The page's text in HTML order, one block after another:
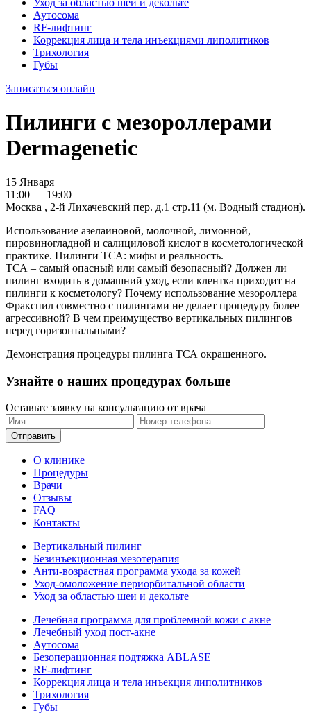
Уход за областью шеи и декольте
Аутосома
RF-лифтинг
Коррекция лица и тела инъекциями липолитиков
Трихология
Губы
Записаться онлайн
Пилинги с мезороллерами
Dermagenetic
15 Января
11:00 — 19:00
Москва , 2-й Лихачевский пер. д.1 стр.11 (м. Водный стадион).
Использование азелаиновой, молочной, лимонной,
пировиногладной и салициловой кислот в косметологической
практике. Пилинги ТСА: мифы и реальность.
ТСА – самый опасный или самый безопасный? Должен ли
пилинг входить в домашний уход, если клентка приходит на
пилинги к косметологу? Почему использование мезороллера
Фракспил совместно с пилингами не делает процедуру более
агрессивной? В чем преимущество вертикальных пилингов
перед горизонтальными?
Демонстрация процедуры пилинга ТСА окрашенного.
Узнайте о наших процедурах больше
Оставьте заявку на консультацию от врача
Отправить
О клинике
Процедуры
Врачи
Отзывы
FAQ
Контакты
Вертикальный пилинг
Безинъекционная мезотерапия
Анти-возрастная программа ухода за кожей
Уход-омоложение периорбитальной области
Уход за областью шеи и декольте
Лечебная программа для проблемной кожи с акне
Лечебный уход пост-акне
Аутосома
Безоперационная подтяжка ABLASE
RF-лифтинг
Коррекция лица и тела инъекция липолитников
Трихология
Губы